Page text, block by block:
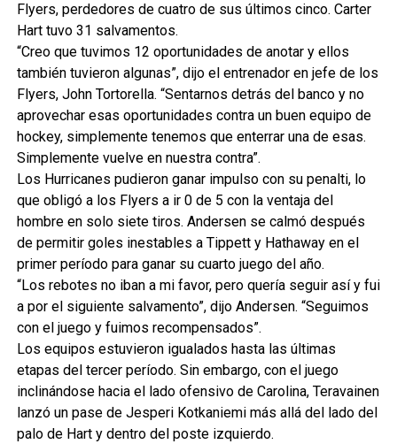
Flyers, perdedores de cuatro de sus últimos cinco. Carter
Hart tuvo 31 salvamentos.
“Creo que tuvimos 12 oportunidades de anotar y ellos
también tuvieron algunas”, dijo el entrenador en jefe de los
Flyers, John Tortorella. “Sentarnos detrás del banco y no
aprovechar esas oportunidades contra un buen equipo de
hockey, simplemente tenemos que enterrar una de esas.
Simplemente vuelve en nuestra contra”.
Los Hurricanes pudieron ganar impulso con su penalti, lo
que obligó a los Flyers a ir 0 de 5 con la ventaja del
hombre en solo siete tiros. Andersen se calmó después
de permitir goles inestables a Tippett y Hathaway en el
primer período para ganar su cuarto juego del año.
“Los rebotes no iban a mi favor, pero quería seguir así y fui
a por el siguiente salvamento”, dijo Andersen. “Seguimos
con el juego y fuimos recompensados”.
Los equipos estuvieron igualados hasta las últimas
etapas del tercer período. Sin embargo, con el juego
inclinándose hacia el lado ofensivo de Carolina, Teravainen
lanzó un pase de Jesperi Kotkaniemi más allá del lado del
palo de Hart y dentro del poste izquierdo.